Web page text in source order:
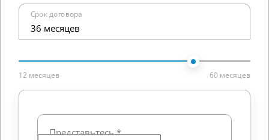
Срок договора
36 месяцев
12 месяцев 60 месяцев
Представьтесь*